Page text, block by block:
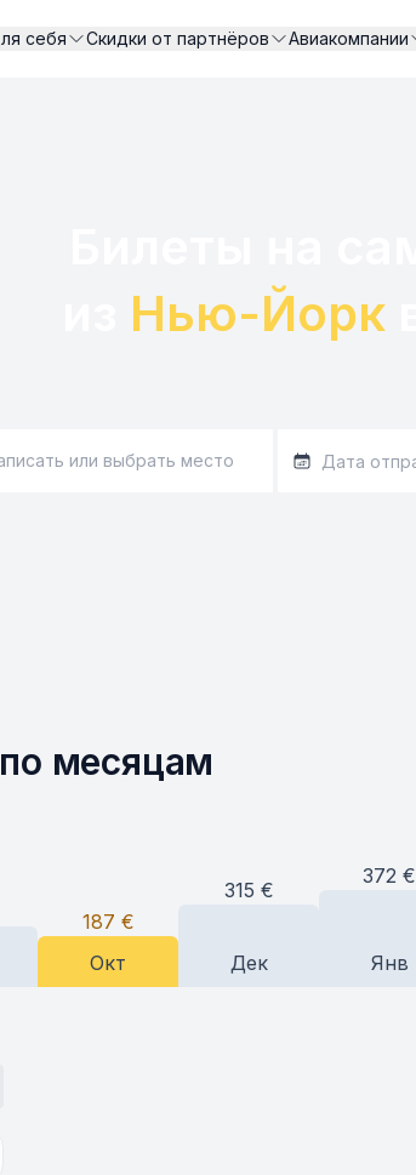
себя Скидки от партнёров Авиакомпании
Нью-Йорк в
месяцам
187 €
Окт
315 €
Дек
372 €
Янв